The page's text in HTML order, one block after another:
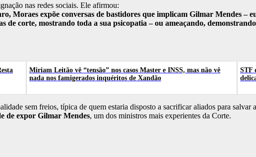
nas redes sociais. Ele afirmou:
Moraes expõe conversas de bastidores que implicam Gilmar Mendes –
de corte, mostrando toda a sua psicopatia – ou ameaçando,
Miriam Leitão vê “tensão” nos casos Master e INSS, mas não vê
nada nos famigerados inquéritos de Xandão
STF
sem freios, típica de quem estaria disposto a sacrificar aliados para salvar
de expor Gilmar Mendes, um dos ministros mais experientes da Corte.